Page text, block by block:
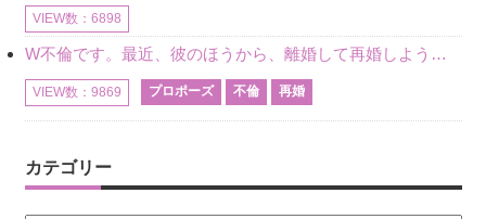
VIEW数：6898
W不倫です。最近、彼のほうから、離婚して再婚しよう、と言ってきました。ハッキリいうと、そこまでは考えていませんでした。彼を好きな気持ちはあるし、彼なしの生活は考えられません。だけど、離婚して再婚すると
VIEW数：9869 プロポーズ 不倫 再婚
カテゴリー